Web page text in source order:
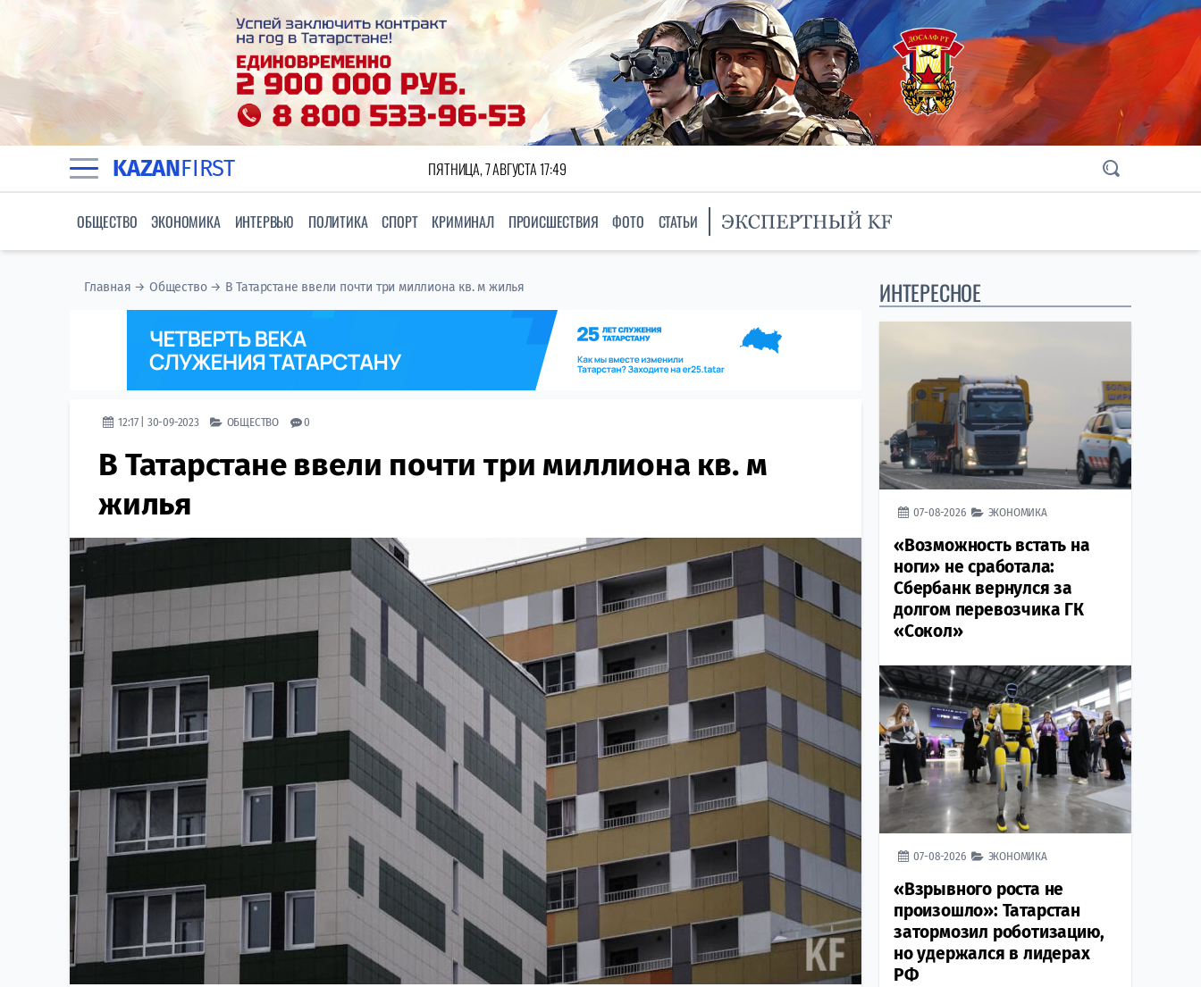
KAZANFIRST ПЯТНИЦА, 7 АВГУСТА 17:49
ОБЩЕСТВО ЭКОНОМИКА ИНТЕРВЬЮ ПОЛИТИКА СПОРТ КРИМИНАЛ ПРОИСШЕСТВИЯ ФОТО СТАТЬИ
Главная →Общество→ В Татарстане ввели почти три миллиона кв. м жилья
12:17 | 30-09-2023 ОБЩЕСТВО 0
В Татарстане ввели почти три миллиона кв. м
жилья
ИНТЕРЕСНОЕ
07-08-2026 ЭКОНОМИКА
«Возможность встать на
ноги» не сработала:
Сбербанк вернулся за
долгом перевозчика ГК
«Сокол»
07-08-2026 ЭКОНОМИКА
«Взрывного роста не
произошло»: Татарстан
затормозил роботизацию,
но удержался в лидерах
РФ